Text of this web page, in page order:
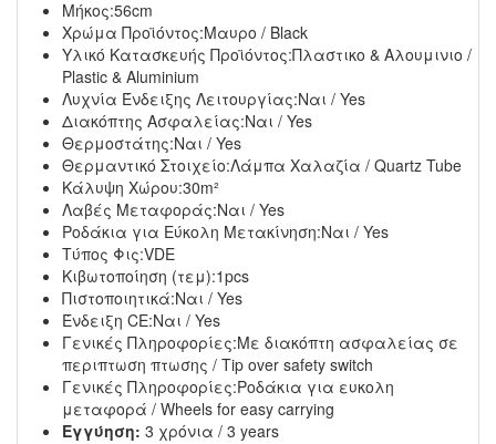
Μήκος:56cm
Χρώμα Προϊόντος:Μαυρο / Black
Υλικό Κατασκευής Προϊόντος:Πλαστικο & Αλουμινιο /
Plastic & Aluminium
Λυχνία Ένδειξης Λειτουργίας:Ναι / Yes
Διακόπτης Ασφαλείας:Ναι / Yes
Θερμοστάτης:Ναι / Yes
Θερμαντικό Στοιχείο:Λάμπα Χαλαζία / Quartz Tube
Κάλυψη Χώρου:30m²
Λαβές Μεταφοράς:Ναι / Yes
Ροδάκια για Εύκολη Μετακίνηση:Ναι / Yes
Τύπος Φις:VDE
Κιβωτοποίηση (τεμ):1pcs
Πιστοποιητικά:Ναι / Yes
Ένδειξη CE:Ναι / Yes
Γενικές Πληροφορίες:Με διακόπτη ασφαλείας σε
περιπτωση πτωσης / Tip over safety switch
Γενικές Πληροφορίες:Ροδάκια για ευκολη
μεταφορά / Wheels for easy carrying
Εγγύηση: 3 χρόνια / 3 years